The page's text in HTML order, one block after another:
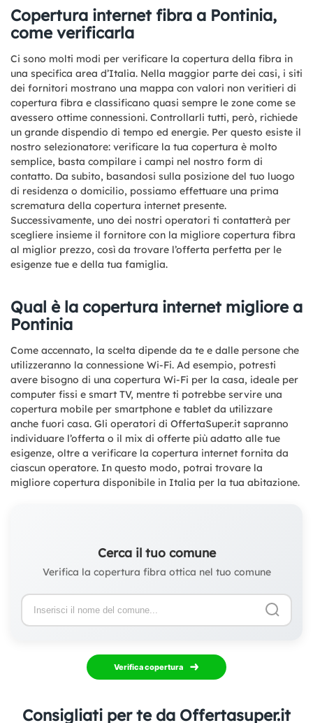
Copertura internet fibra a Pontinia,
come verificarla
Ci sono molti modi per verificare la copertura della fibra in
una specifica area d’Italia. Nella maggior parte dei casi, i siti
dei fornitori mostrano una mappa con valori non veritieri di
copertura fibra e classificano quasi sempre le zone come se
avessero ottime connessioni. Controllarli tutti, però, richiede
un grande dispendio di tempo ed energie. Per questo esiste il
nostro selezionatore: verificare la tua copertura è molto
semplice, basta compilare i campi nel nostro form di
contatto. Da subito, basandosi sulla posizione del tuo luogo
di residenza o domicilio, possiamo effettuare una prima
scrematura della copertura internet presente.
Successivamente, uno dei nostri operatori ti contatterà per
scegliere insieme il fornitore con la migliore copertura fibra
al miglior prezzo, così da trovare l’offerta perfetta per le
esigenze tue e della tua famiglia.
Qual è la copertura internet migliore a
Pontinia
Come accennato, la scelta dipende da te e dalle persone che
utilizzeranno la connessione Wi-Fi. Ad esempio, potresti
avere bisogno di una copertura Wi-Fi per la casa, ideale per
computer fissi e smart TV, mentre ti potrebbe servire una
copertura mobile per smartphone e tablet da utilizzare
anche fuori casa. Gli operatori di OffertaSuper.it sapranno
individuare l’offerta o il mix di offerte più adatto alle tue
esigenze, oltre a verificare la copertura internet fornita da
ciascun operatore. In questo modo, potrai trovare la
migliore copertura disponibile in Italia per la tua abitazione.
Cerca il tuo comune
Verifica la copertura fibra ottica nel tuo comune
Verifica copertura
Consigliati per te da Offertasuper.it